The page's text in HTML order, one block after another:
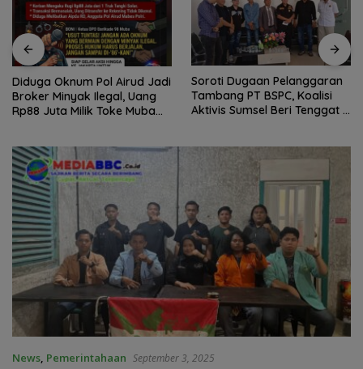
Diduga Oknum Pol Airud Jadi
Broker Minyak Ilegal, Uang
Rp88 Juta Milik Toke Muba
Soroti Dugaan Pelanggaran
Tambang PT BSPC, Koalisi
Aktivis Sumsel Beri Tenggat 1
News, Pemerintahaan September 3, 2025